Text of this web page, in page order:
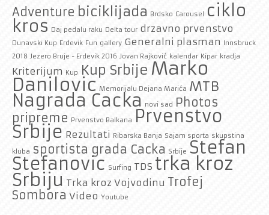
Adventure biciklijada Brdsko Carousel ciklo
kros Daj pedalu raku Delta tour drzavno prvenstvo
Dunavski Kup Erdevik Fun gallery Generalni plasman
Innsbruck
2018 Jezero Bruje - Erdevik 2016 Jovan Rajković kalendar Kipar kradja
Kriterijum Kup Kup Srbije Marko
Danilovic Memorijalu Dejana Marića MTB
Nagrada Cacka novi sad
Photos
pripreme
Prvenstvo Balkana Prvenstvo
Srbije Rezultati Ribarska Banja Sajam sporta skupstina
kluba sportista grada Cacka Srbije Stefan
Stefanovic Surfing TDS trka kroz
Srbiju Trka kroz Vojvodinu Trofej
Sombora Video Youtube